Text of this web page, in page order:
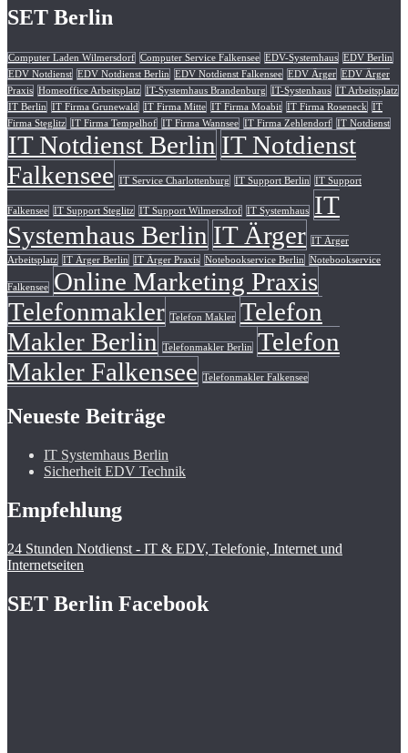
SET Berlin
Computer Laden Wilmersdorf Computer Service Falkensee EDV-Systemhaus EDV Berlin
EDV Notdienst EDV Notdienst Berlin EDV Notdienst Falkensee EDV Ärger EDV Ärger
Praxis Homeoffice Arbeitsplatz IT-Systemhaus Brandenburg IT-Systenhaus IT Arbeitsplatz
IT Berlin
IT Firma Grunewald IT Firma Mitte IT Firma Moabit IT Firma Roseneck
IT
Firma Steglitz IT Firma Tempelhof IT Firma Wannsee IT Firma Zehlendorf IT Notdienst
IT Notdienst Berlin IT Notdienst
Falkensee
IT Service Charlottenburg IT Support Berlin IT Support
Falkensee IT Support Steglitz IT Support Wilmersdrof IT Systemhaus
IT
Systemhaus Berlin IT Ärger IT Ärger
Arbeitsplatz IT Ärger Berlin IT Ärger Praxis Notebookservice Berlin Notebookservice
Falkensee
Online Marketing Praxis
Telefonmakler Telefon Makler Telefon
Makler Berlin
Telefonmakler Berlin
Telefon
Makler Falkensee
Telefonmakler Falkensee
Neueste Beiträge
IT Systemhaus Berlin
Sicherheit EDV Technik
Empfehlung
24 Stunden Notdienst - IT & EDV, Telefonie, Internet und
Internetseiten
SET Berlin Facebook